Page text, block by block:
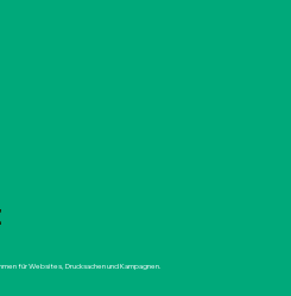
für Websites, Drucksachen und Kampagnen.